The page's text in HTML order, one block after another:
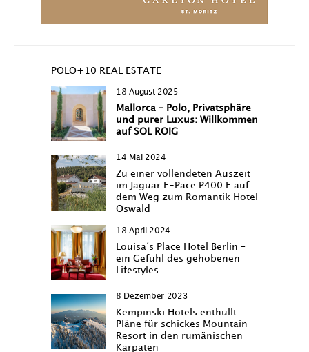
POLO+10 REAL ESTATE
18 August 2025
Mallorca – Polo, Privatsphäre
und purer Luxus: Willkommen
auf SOL ROIG
14 Mai 2024
Zu einer vollendeten Auszeit
im Jaguar F-Pace P400 E auf
dem Weg zum Romantik Hotel
Oswald
18 April 2024
Louisa‘s Place Hotel Berlin –
ein Gefühl des gehobenen
Lifestyles
8 Dezember 2023
Kempinski Hotels enthüllt
Pläne für schickes Mountain
Resort in den rumänischen
Karpaten